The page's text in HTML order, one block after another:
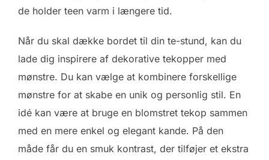
de holder teen varm i længere tid.
Når du skal dække bordet til din te-stund, kan du
lade dig inspirere af dekorative tekopper med
mønstre. Du kan vælge at kombinere forskellige
mønstre for at skabe en unik og personlig stil. En
idé kan være at bruge en blomstret tekop sammen
med en mere enkel og elegant kande. På den
måde får du en smuk kontrast, der tilføjer et ekstra